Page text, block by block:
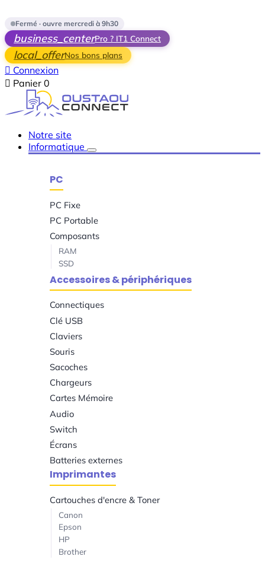
Fermé · ouvre mercredi à 9h30
business_centerPro ? IT1 Connect
local_offerNos bons plans
 Connexion
 Panier 0
Notre site
Informatique
PC
PC Fixe
PC Portable
Composants
RAM
SSD
Accessoires & périphériques
Connectiques
Clé USB
Claviers
Souris
Sacoches
Chargeurs
Cartes Mémoire
Audio
Switch
Écrans
Batteries externes
Imprimantes
Cartouches d'encre & Toner
Canon
Epson
HP
Brother